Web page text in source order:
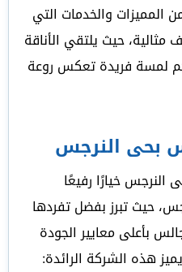
المميزات والخدمات التي
حيث يلتقي الأناقة
لمسة فريدة تعكس روعة
بحى النرجس
خيارًا رفيعًا
حيث تبرز بفضل تفردها
بأعلى معايير الجودة
هذه الشركة الرائدة: